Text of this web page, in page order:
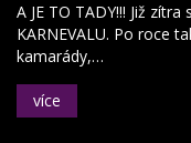
A JE TO TADY!!! Již
KARNEVALU. Po roce
kamarády,…
více